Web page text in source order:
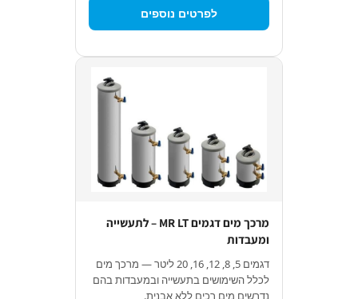
לפרטים נוספים
מרכך מים דגמים MR LT – לתעשייה
ומעבדות
דגמים 5, 8, 12, 16, 20 ליטר — מרכך מים
לכלל השימושים בתעשייה ובמעבדות בהם
נדרשים מים רכים ללא אבנית.